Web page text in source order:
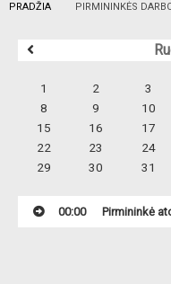
PRADŽIA PIRMININKĖS
1 2 3
8
9 10
15
16 17
22
23 24
29
30 31
00:00 Pirmininkė